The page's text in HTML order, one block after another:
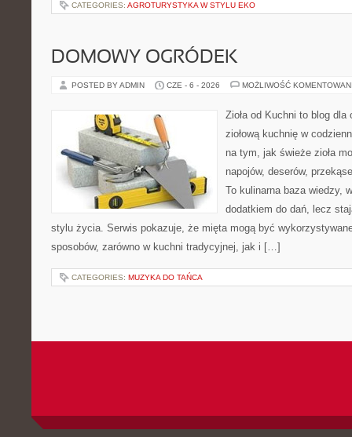
CATEGORIES: AGROTURYSTYKA W STYLU EKO
DOMOWY OGRÓDEK
POSTED BY ADMIN CZE - 6 - 2026 MOŻLIWOŚĆ
Zioła od Kuchni to blog
ziołową kuchnię w
na tym, jak świeże zioła
napojów, deserów,
To kulinarna baza wiedzy,
dodatkiem do dań, lecz
stylu życia. Serwis pokazuje, że mięta mogą być
sposobów, zarówno w kuchni tradycyjnej, jak i […]
CATEGORIES: MUZYKA DO TAŃCA